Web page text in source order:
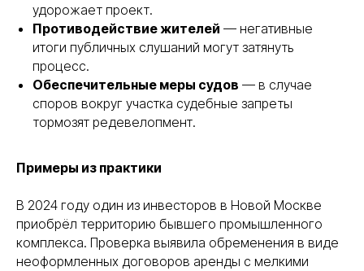
удорожает проект.
Противодействие жителей — негативные
итоги публичных слушаний могут затянуть
процесс.
Обеспечительные меры судов — в случае
споров вокруг участка судебные запреты
тормозят редевелопмент.
Примеры из практики
В 2024 году один из инвесторов в Новой Москве
приобрёл территорию бывшего промышленного
комплекса. Проверка выявила обременения в виде
неоформленных договоров аренды с мелкими